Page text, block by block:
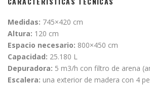
Medidas: 745×420 cm
Altura: 120 cm
Espacio necesario: 800×450 cm
Capacidad: 25.180 L
Depuradora: 5 m3/h con filtro de arena
Escalera: una exterior de madera con 4